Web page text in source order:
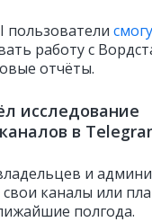
работу с
отчёты.
исследование
в
и
свои каналы или
полгода.